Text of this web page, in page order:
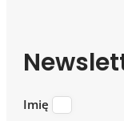
Imię